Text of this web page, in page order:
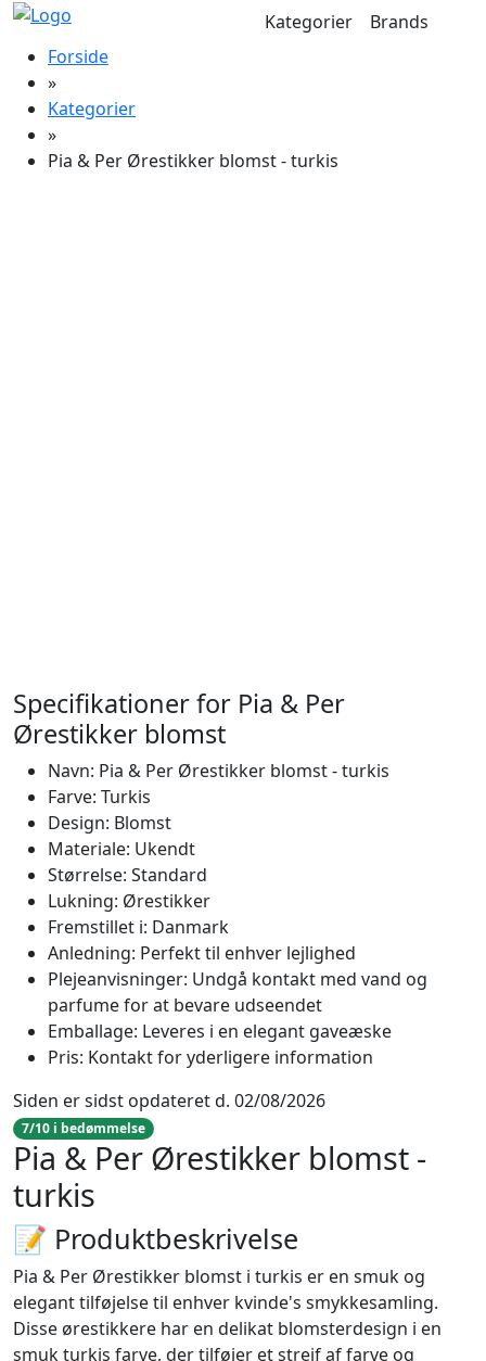
Kategorier
Brands
Forside
»
Kategorier
»
Pia & Per Ørestikker blomst - turkis
Specifikationer for Pia & Per
Ørestikker blomst
Navn: Pia & Per Ørestikker blomst - turkis
Farve: Turkis
Design: Blomst
Materiale: Ukendt
Størrelse: Standard
Lukning: Ørestikker
Fremstillet i: Danmark
Anledning: Perfekt til enhver lejlighed
Plejeanvisninger: Undgå kontakt med vand og
parfume for at bevare udseendet
Emballage: Leveres i en elegant gaveæske
Pris: Kontakt for yderligere information
Siden er sidst opdateret d. 02/08/2026
7/10 i bedømmelse
Pia & Per Ørestikker blomst -
turkis
📝 Produktbeskrivelse
Pia & Per Ørestikker blomst i turkis er en smuk og
elegant tilføjelse til enhver kvinde's smykkesamling.
Disse ørestikkere har en delikat blomsterdesign i en
smuk turkis farve, der tilføjer et strejf af farve og